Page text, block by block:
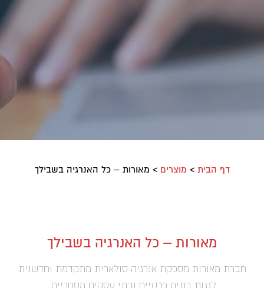
דף הבית > מוצרים > מאורות – כל האנרגיה בשבילך
מאורות – כל האנרגיה בשבילך
חברת מאורות מספקת אנרגיה סולארית מתקדמת וחדשנית
לגגות בתים פרטיים ובתי עסקים מסחריים.